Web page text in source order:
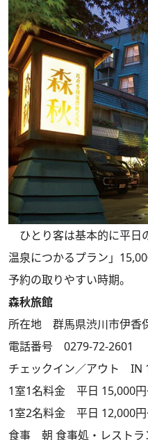
ひとり客は基本的に平日
温泉につかるプラン」
予約の取りやすい時期。
森秋旅館
所在地 群馬県渋川市伊香
電話番号 0279-72-2601
チェックイン／アウト IN
1室1名料金 平日 15,000
1室2名料金 平日 12,000
食事 朝 食事処・レストラ